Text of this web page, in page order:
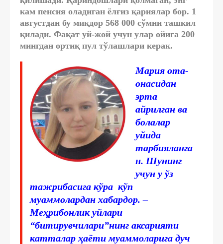
кам пенсия оладиган ёлғиз қариялар бор. 1
августдан бу миқдор 568 000 сўмни ташкил
қилади. Фақат уй-жой учун улар ойига 200
мингдан ортиқ пул тўлашлари керак.
Мария ота-
онасидан
эрта
айрилган ва
болалар
уйида
тарбияланга
н. Шунинг
учун у ўз
тажрибасига кўра кўп
муаммолардан хабардор.–
Меҳрибонлик уйлари
“битирувчилари”нинг аксарияти
катталар ҳаёти муаммоларига дуч